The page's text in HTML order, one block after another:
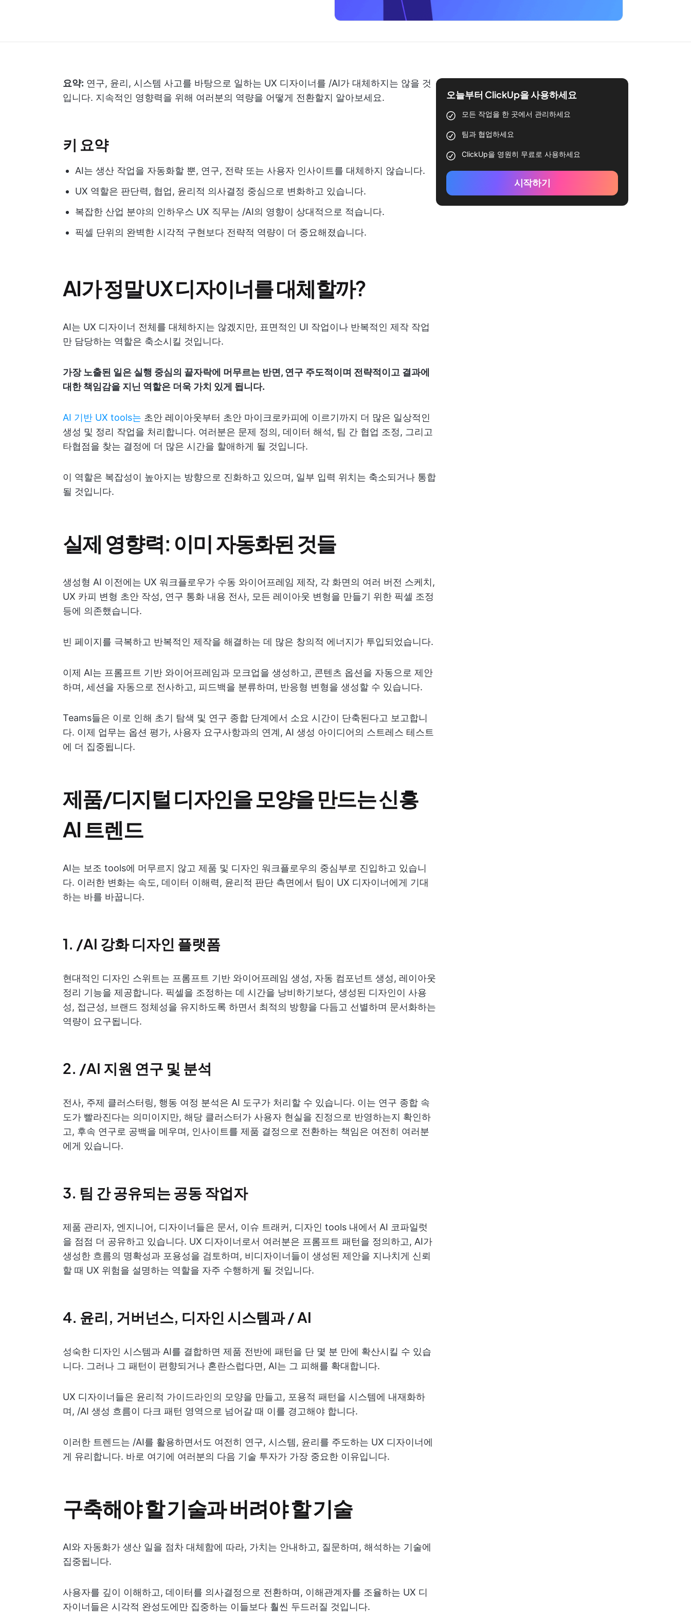
요약: 연구, 윤리, 시스템 사고를 바탕으로 일하는 UX 디자이너를 /AI가 대체하지는 않을 것
입니다. 지속적인 영향력을 위해 여러분의 역량을 어떻게 전환할지 알아보세요.
키 요약
AI는 생산 작업을 자동화할 뿐, 연구, 전략 또는 사용자 인사이트를 대체하지 않습니다.
UX 역할은 판단력, 협업, 윤리적 의사결정 중심으로 변화하고 있습니다.
복잡한 산업 분야의 인하우스 UX 직무는 /AI의 영향이 상대적으로 적습니다.
픽셀 단위의 완벽한 시각적 구현보다 전략적 역량이 더 중요해졌습니다.
AI가 정말 UX 디자이너를 대체할까?
AI는 UX 디자이너 전체를 대체하지는 않겠지만, 표면적인 UI 작업이나 반복적인 제작 작업
만 담당하는 역할은 축소시킬 것입니다.
가장 노출된 일은 실행 중심의 끝자락에 머무르는 반면, 연구 주도적이며 전략적이고 결과에
대한 책임감을 지닌 역할은 더욱 가치 있게 됩니다.
AI 기반 UX tools는 초안 레이아웃부터 초안 마이크로카피에 이르기까지 더 많은 일상적인
생성 및 정리 작업을 처리합니다. 여러분은 문제 정의, 데이터 해석, 팀 간 협업 조정, 그리고
타협점을 찾는 결정에 더 많은 시간을 할애하게 될 것입니다.
이 역할은 복잡성이 높아지는 방향으로 진화하고 있으며, 일부 입력 위치는 축소되거나 통합
될 것입니다.
실제 영향력: 이미 자동화된 것들
생성형 AI 이전에는 UX 워크플로우가 수동 와이어프레임 제작, 각 화면의 여러 버전 스케치,
UX 카피 변형 초안 작성, 연구 통화 내용 전사, 모든 레이아웃 변형을 만들기 위한 픽셀 조정
등에 의존했습니다.
빈 페이지를 극복하고 반복적인 제작을 해결하는 데 많은 창의적 에너지가 투입되었습니다.
이제 AI는 프롬프트 기반 와이어프레임과 모크업을 생성하고, 콘텐츠 옵션을 자동으로 제안
하며, 세션을 자동으로 전사하고, 피드백을 분류하며, 반응형 변형을 생성할 수 있습니다.
Teams들은 이로 인해 초기 탐색 및 연구 종합 단계에서 소요 시간이 단축된다고 보고합니
다. 이제 업무는 옵션 평가, 사용자 요구사항과의 연계, AI 생성 아이디어의 스트레스 테스트
에 더 집중됩니다.
제품/디지털 디자인을 모양을 만드는 신흥
AI 트렌드
AI는 보조 tools에 머무르지 않고 제품 및 디자인 워크플로우의 중심부로 진입하고 있습니
다. 이러한 변화는 속도, 데이터 이해력, 윤리적 판단 측면에서 팀이 UX 디자이너에게 기대
하는 바를 바꿉니다.
1. /AI 강화 디자인 플랫폼
현대적인 디자인 스위트는 프롬프트 기반 와이어프레임 생성, 자동 컴포넌트 생성, 레이아웃
정리 기능을 제공합니다. 픽셀을 조정하는 데 시간을 낭비하기보다, 생성된 디자인이 사용
성, 접근성, 브랜드 정체성을 유지하도록 하면서 최적의 방향을 다듬고 선별하며 문서화하는
역량이 요구됩니다.
2. /AI 지원 연구 및 분석
전사, 주제 클러스터링, 행동 여정 분석은 AI 도구가 처리할 수 있습니다. 이는 연구 종합 속
도가 빨라진다는 의미이지만, 해당 클러스터가 사용자 현실을 진정으로 반영하는지 확인하
고, 후속 연구로 공백을 메우며, 인사이트를 제품 결정으로 전환하는 책임은 여전히 여러분
에게 있습니다.
3. 팀 간 공유되는 공동 작업자
제품 관리자, 엔지니어, 디자이너들은 문서, 이슈 트래커, 디자인 tools 내에서 AI 코파일럿
을 점점 더 공유하고 있습니다. UX 디자이너로서 여러분은 프롬프트 패턴을 정의하고, AI가
생성한 흐름의 명확성과 포용성을 검토하며, 비디자이너들이 생성된 제안을 지나치게 신뢰
할 때 UX 위험을 설명하는 역할을 자주 수행하게 될 것입니다.
4. 윤리, 거버넌스, 디자인 시스템과 / AI
성숙한 디자인 시스템과 AI를 결합하면 제품 전반에 패턴을 단 몇 분 만에 확산시킬 수 있습
니다. 그러나 그 패턴이 편향되거나 혼란스럽다면, AI는 그 피해를 확대합니다.
UX 디자이너들은 윤리적 가이드라인의 모양을 만들고, 포용적 패턴을 시스템에 내재화하
며, /AI 생성 흐름이 다크 패턴 영역으로 넘어갈 때 이를 경고해야 합니다.
이러한 트렌드는 /AI를 활용하면서도 여전히 연구, 시스템, 윤리를 주도하는 UX 디자이너에
게 유리합니다. 바로 여기에 여러분의 다음 기술 투자가 가장 중요한 이유입니다.
구축해야 할 기술과 버려야 할 기술
AI와 자동화가 생산 일을 점차 대체함에 따라, 가치는 안내하고, 질문하며, 해석하는 기술에
집중됩니다.
사용자를 깊이 이해하고, 데이터를 의사결정으로 전환하며, 이해관계자를 조율하는 UX 디
자이너들은 시각적 완성도에만 집중하는 이들보다 훨씬 두드러질 것입니다.
오늘부터 ClickUp을 사용하세요
모든 작업을 한 곳에서 관리하세요
팀과 협업하세요
ClickUp을 영원히 무료로 사용하세요
시작하기